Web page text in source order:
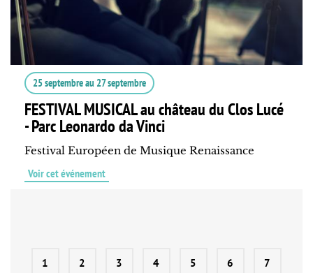
25 septembreau 27 septembre
FESTIVAL MUSICAL au château du Clos Lucé
- Parc Leonardo da Vinci
Festival Européen de Musique Renaissance
Voir cet événement
1 2 3 4 5 6 7